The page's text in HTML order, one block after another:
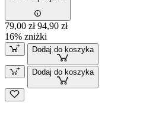
79,00 zł 94,90 zł
16% zniżki
Dodaj do koszyka
Dodaj do koszyka